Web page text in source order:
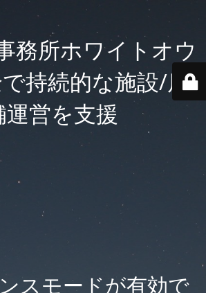
務所ホワイトオウ
持続的な施設/店
運営を支援
スモードが有効で